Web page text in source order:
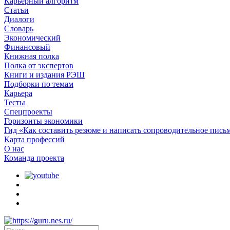
Статьи
Диалоги
Словарь
Экономический
Финансовый
Книжная полка
Полка от экспертов
Книги и издания РЭШ
Подборки по темам
Карьера
Тесты
Спецпроекты
Горизонты экономики
Гид «Как составить резюме и написать сопроводительное
Карта профессий
О наc
Команда проекта